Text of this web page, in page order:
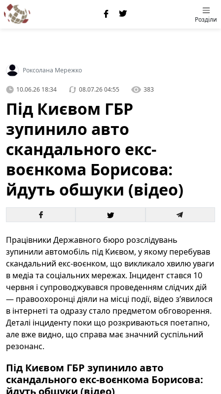
Розділи
Роксолана Мережко
10.06.26 18:34 08.07.26 04:55 383
Під Києвом ГБР
зупинило авто
скандального екс-
воєнкома Борисова:
йдуть обшуки (відео)
Працівники Державного бюро розслідувань
зупинили автомобіль під Києвом, у якому перебував
скандальний екс-воєнком, що викликало хвилю уваги
в медіа та соціальних мережах. Інцидент стався 10
червня і супроводжувався проведенням слідчих дій
— правоохоронці діяли на місці події, відео з’явилося
в інтернеті та одразу стало предметом обговорення.
Деталі інциденту поки що розкриваються поетапно,
але вже видно, що справа має значний суспільний
резонанс.
Під Києвом ГБР зупинило авто
скандального екс-воєнкома Борисова:
йдуть обшуки (відео)